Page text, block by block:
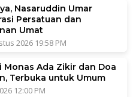
Nasaruddin Umar
Persatuan dan
Umat
2026 19:58 PM
Monas Ada Zikir dan Doa
Terbuka untuk Umum
12:00 PM